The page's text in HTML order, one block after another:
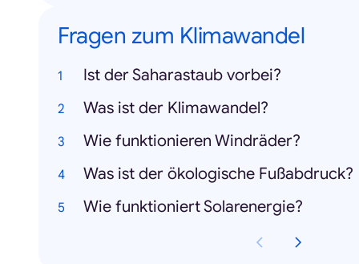
Fragen zum Klimawandel
Ist der Saharastaub vorbei?
Was ist der Klimawandel?
Wie funktionieren Windräder?
Was ist der ökologische Fußabdruck?
Wie funktioniert Solarenergie?